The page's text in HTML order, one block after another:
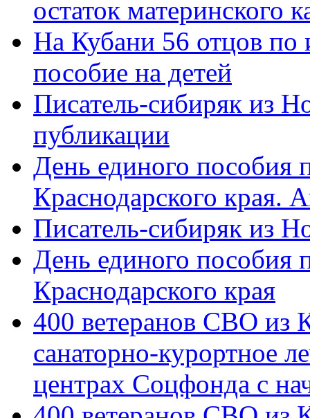
остаток материнского
На Кубани 56 отцов по
пособие на детей
Писатель-сибиряк из
публикации
День единого пособия
Краснодарского края.
Писатель-сибиряк из
День единого пособия
Краснодарского края
400 ветеранов СВО из
санаторно-курортное
центрах Соцфонда с